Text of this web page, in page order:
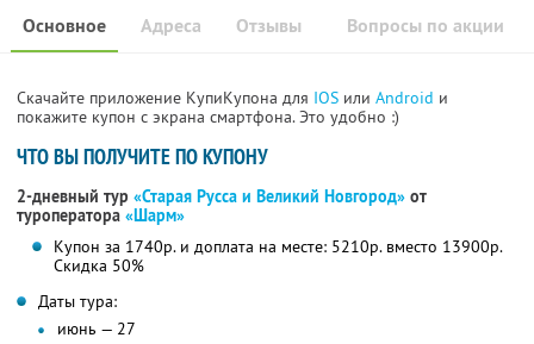
Основное Отзывы Вопросы по акции
Адреса
Скачайте приложение КупиКупона для IOS или Android и
покажите купон с экрана смартфона. Это удобно :)
ЧТО ВЫ ПОЛУЧИТЕ ПО КУПОНУ
2-дневный тур «Старая Русса и Великий Новгород» от
туроператора «Шарм»
Купон за 1740р. и доплата на месте: 5210р. вместо 13900р.
Скидка 50%
Даты тура:
июнь — 27